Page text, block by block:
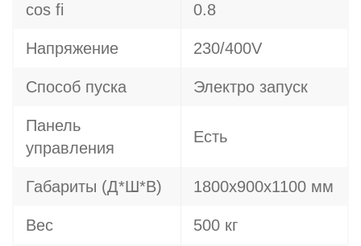
cos fi 0.8
Напряжение 230/400V
Способ пуска Электро запуск
Панель
управления
Есть
Габариты (Д*Ш*В) 1800х900х1100 мм
Вес 500 кг